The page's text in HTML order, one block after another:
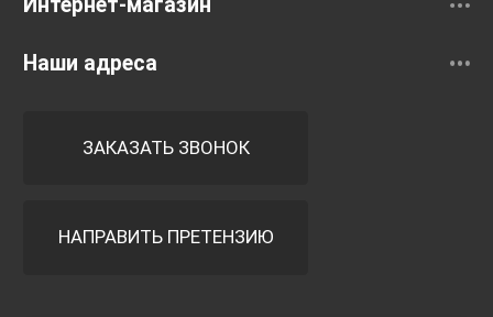
Интернет-магазин
Наши адреса
ЗАКАЗАТЬ ЗВОНОК
НАПРАВИТЬ ПРЕТЕНЗИЮ